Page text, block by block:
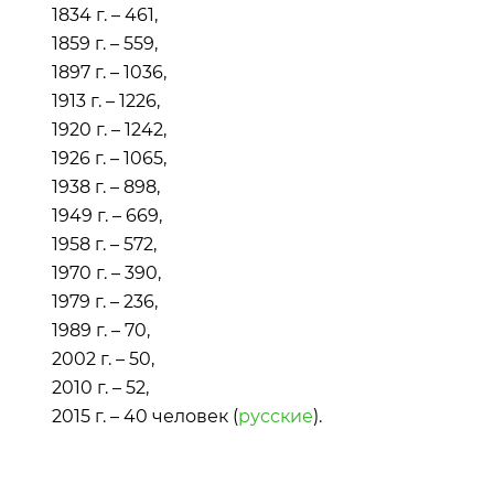
1834 г. – 461,
1859 г. – 559,
1897 г. – 1036,
1913 г. – 1226,
1920 г. – 1242,
1926 г. – 1065,
1938 г. – 898,
1949 г. – 669,
1958 г. – 572,
1970 г. – 390,
1979 г. – 236,
1989 г. – 70,
2002 г. – 50,
2010 г. – 52,
2015 г. – 40 человек (русские).